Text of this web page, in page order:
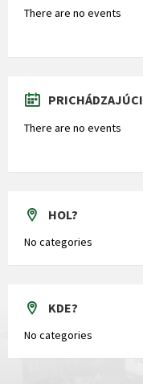
There are no events
PRICHÁDZAJÚCI
There are no events
HOL?
No categories
KDE?
No categories